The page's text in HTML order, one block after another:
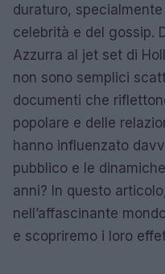
duraturo,
celebrità e del gossip.
Azzurra al jet set di
non sono semplici
documenti che
popolare e delle
hanno influenzato
pubblico e le
anni? In questo
nell’affascinante
e scopriremo i loro